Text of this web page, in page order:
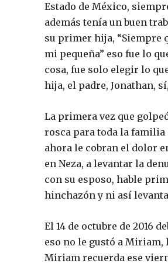
Estado de México,
además tenía un buen
su primer hija, “Siempre
mi pequeña” eso fue lo
cosa, fue solo elegir lo
hija, el padre, Jonathan,
La primera vez que
rosca para toda la familia
ahora le cobran el dolor
en Neza, a levantar la
con su esposo, hable
hinchazón y ni así
El 14 de octubre de 2016
eso no le gustó a Miriam,
Miriam recuerda ese